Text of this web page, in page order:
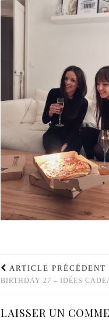
ARTICLE PRÉCÉDENT
BIRTHDAY 27 – IDÉES
LAISSER UN